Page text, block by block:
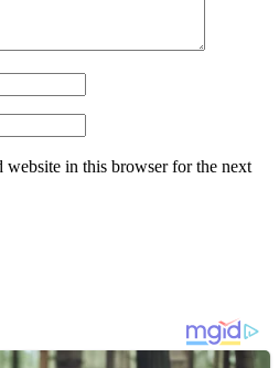
website in this browser for the next